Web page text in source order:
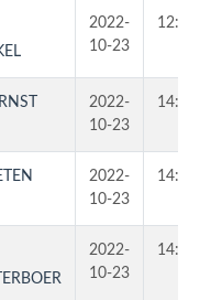
2022-
10-23
12:30
2022-
10-23
14:00
2022-
10-23
14:00
2022-
10-23
14:00